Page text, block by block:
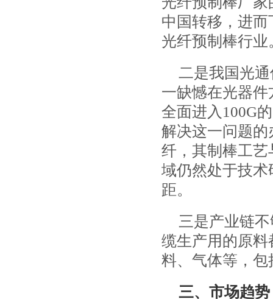
中国转移，进
光纤预制棒行业
二是我国光
一缺憾在光器
全面进入100G
解决这一问题
纤，其制棒工
域仍然处于技
距。
三是产业链
缆生产用的原
料、气体等，
三、市场趋势